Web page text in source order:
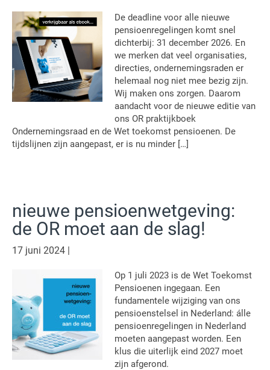
De deadline voor alle nieuwe
pensioenregelingen komt snel
dichterbij: 31 december 2026. En
we merken dat veel organisaties,
directies, ondernemingsraden er
helemaal nog niet mee bezig zijn.
Wij maken ons zorgen. Daarom
aandacht voor de nieuwe editie van
ons OR praktijkboek
Ondernemingsraad en de Wet toekomst pensioenen. De
tijdslijnen zijn aangepast, er is nu minder […]
nieuwe pensioenwetgeving:
de OR moet aan de slag!
17 juni 2024 |
Op 1 juli 2023 is de Wet Toekomst
Pensioenen ingegaan. Een
fundamentele wijziging van ons
pensioenstelsel in Nederland: álle
pensioenregelingen in Nederland
moeten aangepast worden. Een
klus die uiterlijk eind 2027 moet
zijn afgerond.